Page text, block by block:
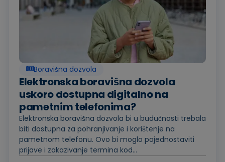
Boravišna dozvola
Elektronska boravišna dozvola
uskoro dostupna digitalno na
pametnim telefonima?
Elektronska boravišna dozvola bi u budućnosti trebala
biti dostupna za pohranjivanje i korištenje na
pametnom telefonu. Ovo bi moglo pojednostaviti
prijave i zakazivanje termina kod...